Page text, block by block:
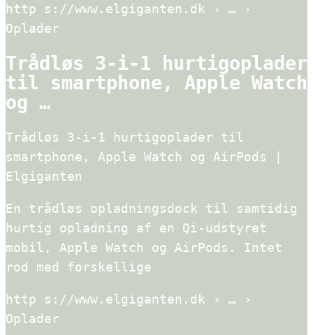
http s://www.elgiganten.dk › … ›
Oplader
Trådløs 3-i-1 hurtigoplader
til smartphone, Apple Watch
og …
Trådløs 3-i-1 hurtigoplader til
smartphone, Apple Watch og AirPods |
Elgiganten
En trådløs opladningsdock til samtidig
hurtig opladning af en Qi-udstyret
mobil, Apple Watch og AirPods. Intet
rod med forskellige
http s://www.elgiganten.dk › … ›
Oplader